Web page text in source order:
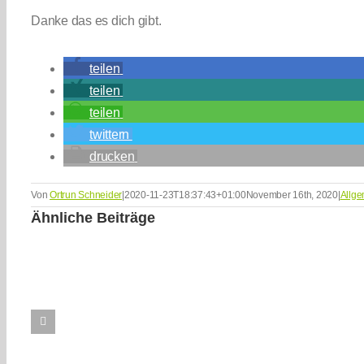
Danke das es dich gibt.
teilen
teilen
teilen
twittern
drucken
Von Ortrun Schneider|2020-11-23T18:37:43+01:00November 16th, 2020|
Ähnliche Beiträge